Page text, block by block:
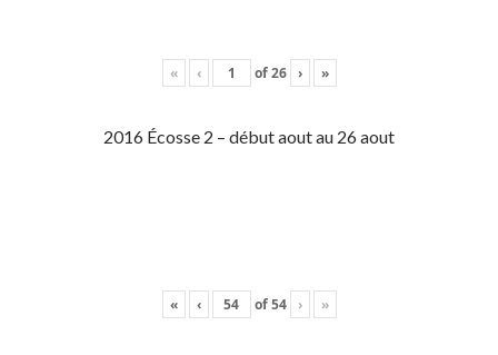
« ‹ of26 › »
2016 Écosse 2 – début aout au 26 aout
« ‹ of54 › »